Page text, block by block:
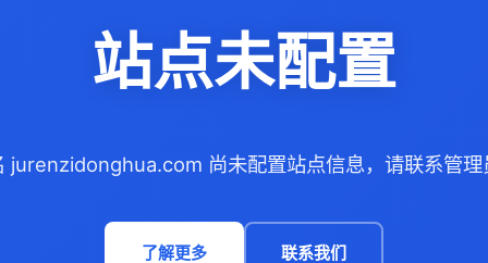
站点未配置
jurenzidonghua.com 尚未配置站点信息，请联系管理
了解更多 联系我们